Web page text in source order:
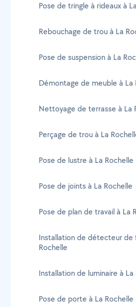
Pose de tringle à rideaux à
Rebouchage de trou à La
Pose de suspension à La
Démontage de meuble à La
Nettoyage de terrasse à La
Perçage de trou à La
Pose de lustre à La Rochelle
Pose de joints à La Rochelle
Pose de plan de travail à La
Installation de détecteur de
Rochelle
Installation de luminaire à La
Pose de porte à La Rochelle